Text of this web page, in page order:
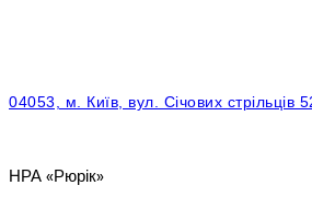
04053, м. Київ, вул. Січових стрільців
НРА «Рюрік»